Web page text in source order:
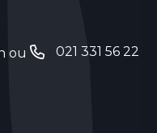
ou 021 331 56 22